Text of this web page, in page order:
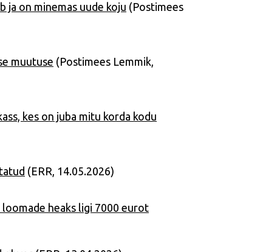
ja on minemas uude koju (Postimees
muutuse (Postimees Lemmik,
kes on juba mitu korda kodu
(ERR, 14.05.2026)
heaks ligi 7000 eurot